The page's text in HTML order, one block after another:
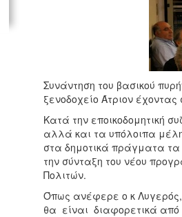
Συνάντηση του βασικού
ξενοδοχείο Άτριον
Κατά την εποικοδομητική
αλλά και τα υπόλοιπα
στα δημοτικά πράγματα τα
την σύνταξη του νέου
Πολιτών.
Όπως ανέφερε ο κ Λυγερός,
θα είναι διαφορετικά